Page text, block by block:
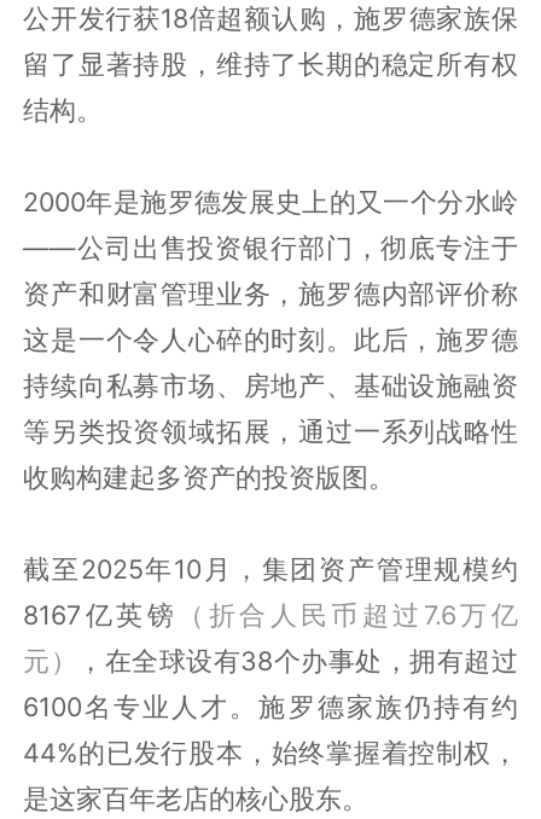
公开发行获18倍超额认购，施罗德家族保
留了显著持股，维持了长期的稳定所有权
结构。
2000年是施罗德发展史上的又一个分水岭
——公司出售投资银行部门，彻底专注于
资产和财富管理业务，施罗德内部评价称
这是一个令人心碎的时刻。此后，施罗德
持续向私募市场、房地产、基础设施融资
等另类投资领域拓展，通过一系列战略性
收购构建起多资产的投资版图。
截至2025年10月，集团资产管理规模约
8167亿英镑
（折合人民币超过7.6万亿
元）
，在全球设有38个办事处，拥有超过
6100名专业人才。施罗德家族仍持有约
44%的已发行股本，始终掌握着控制权，
是这家百年老店的核心股东。